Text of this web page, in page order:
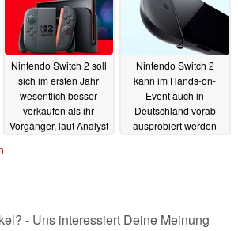
Nintendo Switch 2 soll
sich im ersten Jahr
wesentlich besser
verkaufen als ihr
Vorgänger, laut Analyst
Nintendo Switch 2
kann im Hands-on-
Event auch in
Deutschland vorab
ausprobiert werden
- Uns interessiert Deine Meinung